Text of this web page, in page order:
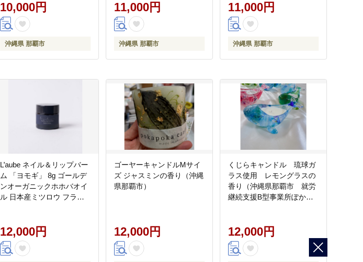
10,000円
沖縄県 那覇市
11,000円
沖縄県 那覇市
11,000円
沖縄県 那覇市
L’aube ネイル＆リップバー
ム 「ヨモギ」 8g ゴールデ
ンオーガニックホホバオイ
ル 日本産ミツロウ フラン
12,000円
ゴーヤーキャンドルMサイ
ズ ジャスミンの香り（沖縄
県那覇市）
12,000円
くじらキャンドル 琉球ガ
ラス使用 レモングラスの
香り（沖縄県那覇市 就労
継続支援B型事業所ぽかぽ
12,000円